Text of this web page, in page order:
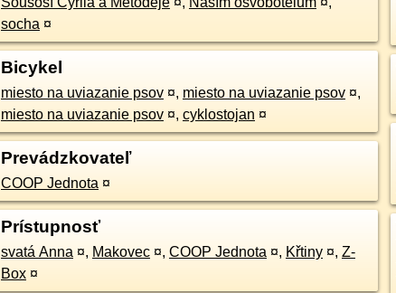
socha ¤
Bicykel
miesto na uviazanie psov ¤, miesto na uviazanie psov ¤,
miesto na uviazanie psov ¤, cyklostojan ¤
Prevádzkovateľ
COOP Jednota ¤
Prístupnosť
svatá Anna ¤, Makovec ¤, COOP Jednota ¤, Křtiny ¤, Z-
Box ¤